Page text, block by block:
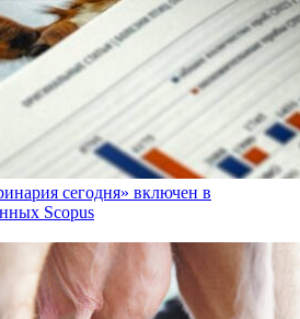
сегодня» включен в
Scopus